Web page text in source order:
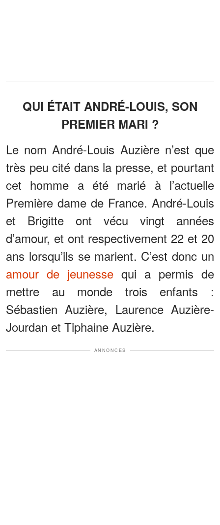
QUI ÉTAIT ANDRÉ-LOUIS, SON
PREMIER MARI ?
Le nom André-Louis Auzière n’est que
très peu cité dans la presse, et pourtant
cet homme a été marié à l’actuelle
Première dame de France. André-Louis
et Brigitte ont vécu vingt années
d’amour, et ont respectivement 22 et 20
ans lorsqu’ils se marient. C’est donc un
amour de jeunesse qui a permis de
mettre au monde trois enfants :
Sébastien Auzière, Laurence Auzière-
Jourdan et Tiphaine Auzière.
ANNONCES